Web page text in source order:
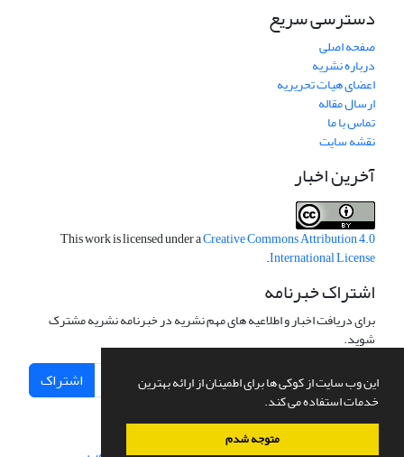
این وب سایت از کوکی ها برای اطمینان از ارائه بهترین
خدمات استفاده می کند.
متوجه شدم
دسترسی سریع
صفحه اصلی
درباره نشریه
اعضای هیات تحریریه
ارسال مقاله
تماس با ما
نقشه سایت
آخرین اخبار
This work is licensed under aCreative Commons Attribution 4.0
International License
.
اشتراک خبرنامه
برای دریافت اخبار و اطلاعیه های مهم نشریه در خبرنامه نشریه مشترک
شوید.
اشتراک